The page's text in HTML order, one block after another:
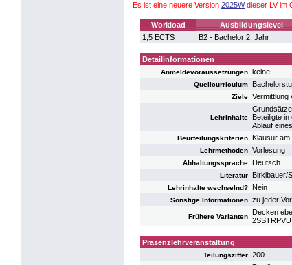
Es ist eine neuere Version 2025Wdieser LV im
Workload Ausbildungslevel
1,5 ECTS
B2 - Bachelor 2. Jahr
Detailinformationen
Anmeldevoraussetzungen keine
Quellcurriculum
Ziele
Lehrinhalte
Beteiligte
Ablauf
Beurteilungskriterien Klausur am
Lehrmethoden Vorlesung
Abhaltungssprache Deutsch
Literatur Birklbauer/
Lehrinhalte wechselnd? Nein
Sonstige Informationen zu jeder
Frühere Varianten
Decken
Präsenzlehrveranstaltung
Teilungsziffer 200